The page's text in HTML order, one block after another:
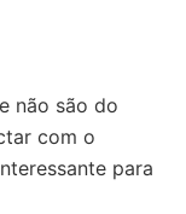
não são do
com o
para